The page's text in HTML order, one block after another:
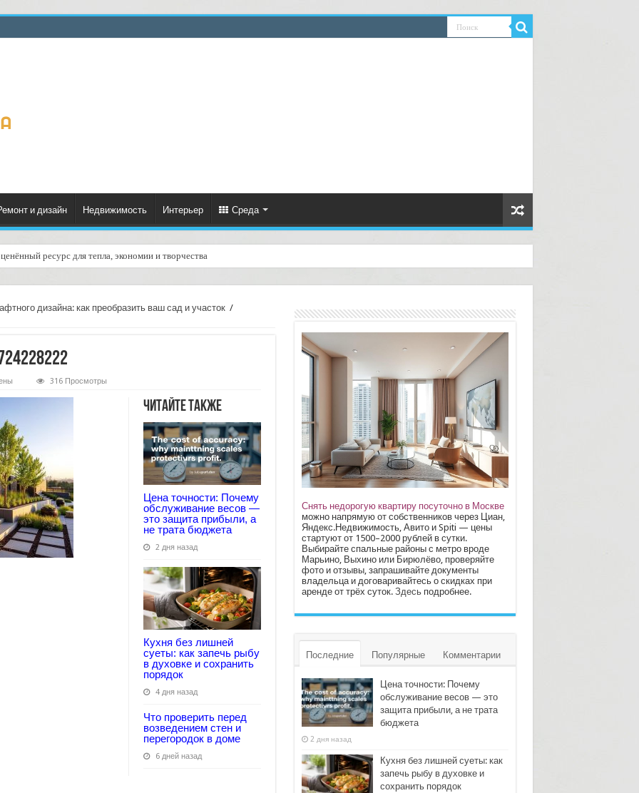
и дизайн Недвижимость Интерьер Среда
ресурс для тепла, экономии и творчества
дизайна: как преобразить ваш сад и участок /
316 Просмотры
Читайте также
Цена точности: Почему
обслуживание весов —
это защита прибыли, а
не трата бюджета
2 дня назад
Кухня без лишней
суеты: как запечь рыбу
в духовке и сохранить
порядок
4 дня назад
Что проверить перед
возведением стен и
перегородок в доме
6 дней назад
Снять недорогую квартиру посуточно в Москве
можно напрямую от собственников через Циан,
Яндекс.Недвижимость, Авито и Spiti — цены
стартуют от 1500–2000 рублей в сутки.
Выбирайте спальные районы с метро вроде
Марьино, Выхино или Бирюлёво, проверяйте
фото и отзывы, запрашивайте документы
владельца и договаривайтесь о скидках при
аренде от трёх суток. Здесьподробнее.
Последние Популярные Комментарии
Цена точности: Почему
обслуживание весов — это
защита прибыли, а не трата
бюджета
2 дня назад
Кухня без лишней суеты: как
запечь рыбу в духовке и
сохранить порядок